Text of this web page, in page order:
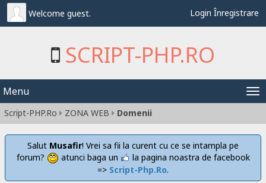
Welcome guest. Login Înregistrare
SCRIPT-PHP.RO
Menu
Script-PHP.Ro ZONA WEB Domenii
Salut Musafir! Vrei sa fii la curent cu ce se intampla pe
forum?
atunci baga un
la pagina noastra de facebook
=> Script-Php.Ro.